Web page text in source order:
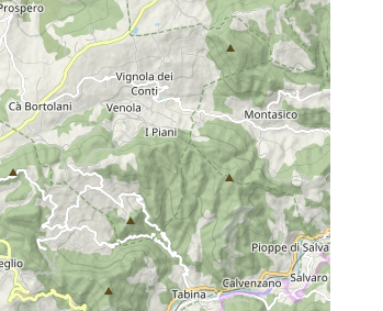
delle Formiche, Samone,
e Montecorone.
fanno da panorama le
crinale appenninico a sud, la
a nord, fino alle Alpi nelle
più terse. Il trekking proposto
le aspettative anche
più esigente.